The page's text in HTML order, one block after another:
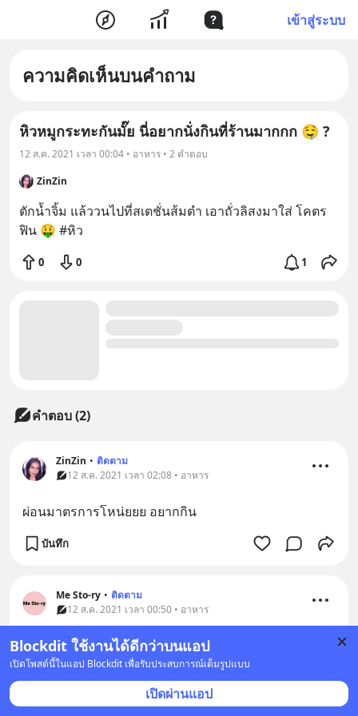
เข้าสู่ระบบ
ความคิดเห็นบนคำถาม
Blockdit ใช้งานได้ดีกว่าบนแอป
เปิดโพสต์นี้ในแอป Blockdit เพื่อรับประสบการณ์เต็มรูปแบบ
เปิดผ่านแอป
หิวหมูกระทะกันมั๊ย นี่อยากนั่งกินที่ร้านมากกก 🤤 ?
12 ส.ค. 2021 เวลา 00:04 • อาหาร • 2 คำตอบ
ZinZin
ตักน้ำจิ้ม แล้ววนไปที่สเตชั่นส้มตำ เอาถั่วลิสงมาใส่ โคตร
ฟิน 🤑 #หิว
0 0 1
คำตอบ (2)
ZinZin • ติดตาม
12 ส.ค. 2021 เวลา 02:08 • อาหาร
ผ่อนมาตรการโหน่ยยย อยากกิน
บันทึก
Me Sto-ry • ติดตาม
12 ส.ค. 2021 เวลา 00:50 • อาหาร
ร่างกายต้องการมู๋กระทะ ปิ้งย่าง